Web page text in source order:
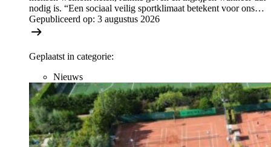
nodig is. “Een sociaal veilig sportklimaat betekent voor ons…
Gepubliceerd op: 3 augustus 2026
Geplaatst in categorie:
Nieuws